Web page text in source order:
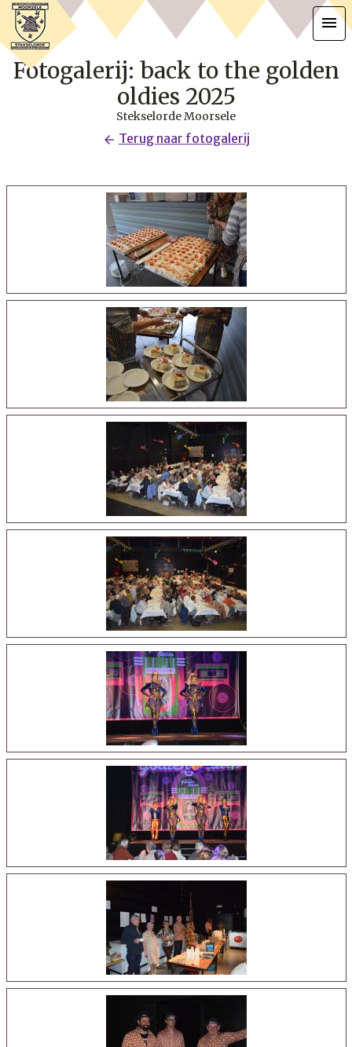
menu
Fotogalerij: back to the golden
oldies 2025
Stekselorde Moorsele
arrow_back Terug naar fotogalerij